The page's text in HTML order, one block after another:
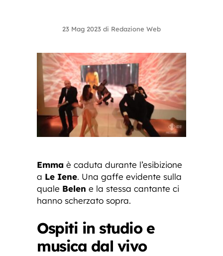
23 Mag 2023 di Redazione Web
Emma è caduta durante l’esibizione
a Le Iene. Una gaffe evidente sulla
quale Belen e la stessa cantante ci
hanno scherzato sopra.
Ospiti in studio e
musica dal vivo